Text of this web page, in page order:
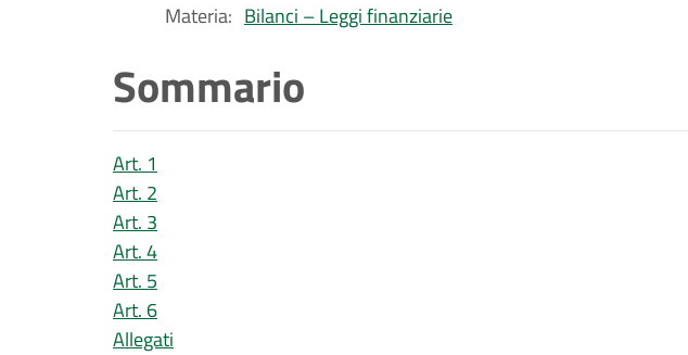
Materia: Bilanci – Leggi finanziarie
Sommario
Art. 1
Art. 2
Art. 3
Art. 4
Art. 5
Art. 6
Allegati